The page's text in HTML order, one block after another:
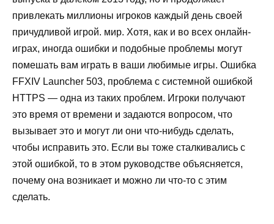
привлекать миллионы игроков каждый день своей
причудливой игрой. мир. Хотя, как и во всех онлайн-
играх, иногда ошибки и подобные проблемы могут
помешать вам играть в ваши любимые игры. Ошибка
FFXIV Launcher 503, проблема с системной ошибкой
HTTPS — одна из таких проблем. Игроки получают
это время от времени и задаются вопросом, что
вызывает это и могут ли они что-нибудь сделать,
чтобы исправить это. Если вы тоже сталкивались с
этой ошибкой, то в этом руководстве объясняется,
почему она возникает и можно ли что-то с этим
сделать.